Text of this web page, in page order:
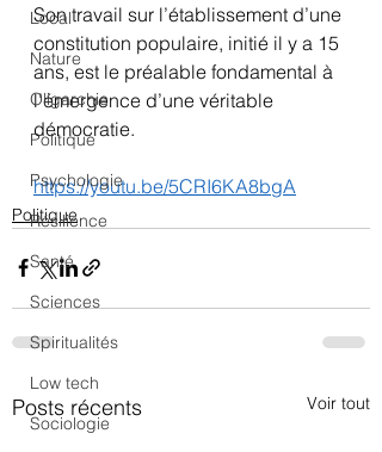
Local
Nature
Oligarchie
Politique
Psychologie
Résilience
Santé
Sciences
Spiritualités
Low tech
Sociologie
Son travail sur l’établissement d’une
constitution populaire, initié il y a 15
ans, est le préalable fondamental à
l’émergence d’une véritable
démocratie.
https://youtu.be/5CRI6KA8bgA
Politique
Posts récents Voir tout